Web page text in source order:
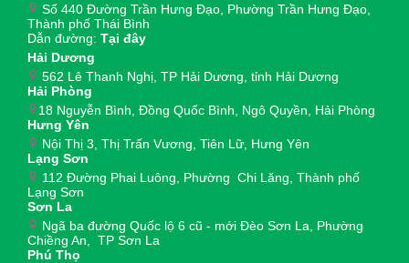
Số 440 Đường Trần Hưng Đạo, Phường Trần Hưng Đạo,
Thành phố Thái Bình
Dẫn đường: Tại đây
Hải Dương
562 Lê Thanh Nghị, TP Hải Dương, tỉnh Hải Dương
Hải Phòng
18 Nguyễn Bình, Đồng Quốc Bình, Ngô Quyền, Hải Phòng
Hưng Yên
Nội Thị 3, Thị Trấn Vương, Tiên Lữ, Hưng Yên
Lạng Sơn
112 Đường Phai Luông, Phường Chi Lăng, Thành phố
Lạng Sơn
Sơn La
Ngã ba đường Quốc lộ 6 cũ - mới Đèo Sơn La, Phường
Chiềng An, TP Sơn La
Phú Thọ